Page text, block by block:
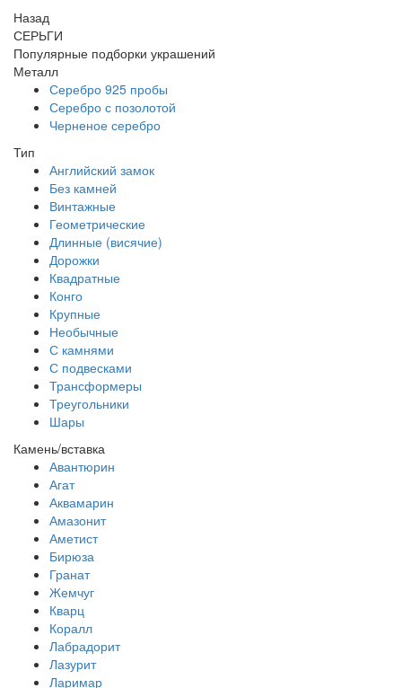
Назад
СЕРЬГИ
Популярные подборки украшений
Металл
Серебро 925 пробы
Серебро с позолотой
Черненое серебро
Тип
Английский замок
Без камней
Винтажные
Геометрические
Длинные (висячие)
Дорожки
Квадратные
Конго
Крупные
Необычные
С камнями
С подвесками
Трансформеры
Треугольники
Шары
Камень/вставка
Авантюрин
Агат
Аквамарин
Амазонит
Аметист
Бирюза
Гранат
Жемчуг
Кварц
Коралл
Лабрадорит
Лазурит
Ларимар